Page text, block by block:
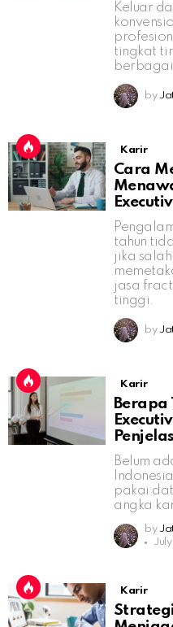
Keluar
tingkat
berbagai
by
Karir
Cara
tahun
jika
jasa
tinggi.
by
Karir
Berapa
Belum
pakai
angka
by
Karir